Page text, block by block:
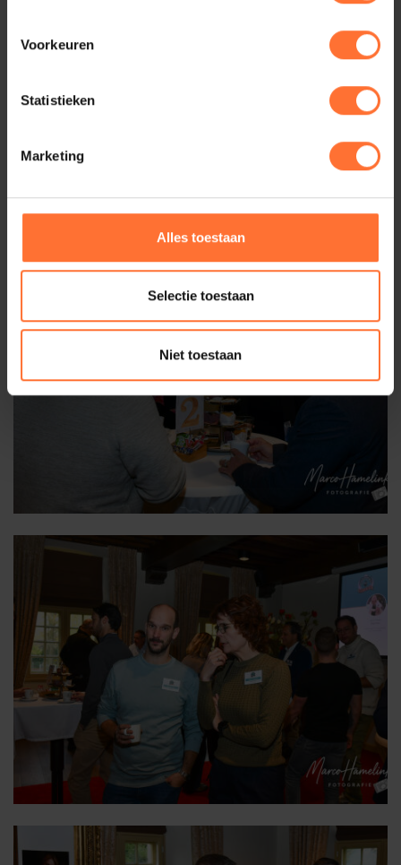
Voorkeuren
Statistieken
Marketing
Alles toestaan
Selectie toestaan
Niet toestaan